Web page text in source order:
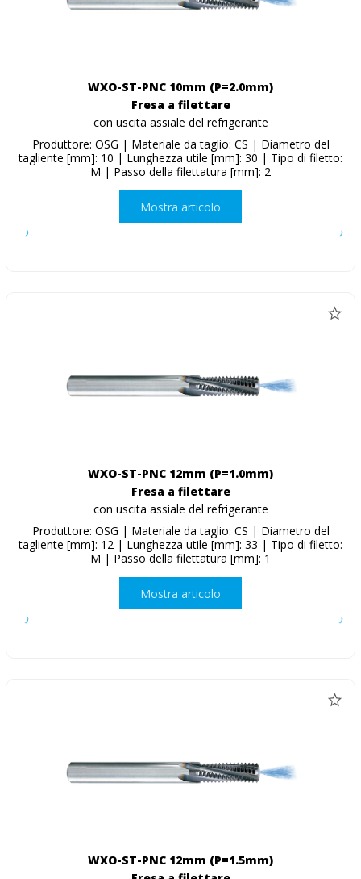
WXO-ST-PNC 10mm (P=2.0mm)
Fresa a filettare
con uscita assiale del refrigerante
Produttore: OSG | Materiale da taglio: CS | Diametro del
tagliente [mm]: 10 | Lunghezza utile [mm]: 30 | Tipo di filetto:
M | Passo della filettatura [mm]: 2
Mostra articolo
WXO-ST-PNC 12mm (P=1.0mm)
Fresa a filettare
con uscita assiale del refrigerante
Produttore: OSG | Materiale da taglio: CS | Diametro del
tagliente [mm]: 12 | Lunghezza utile [mm]: 33 | Tipo di filetto:
M | Passo della filettatura [mm]: 1
Mostra articolo
WXO-ST-PNC 12mm (P=1.5mm)